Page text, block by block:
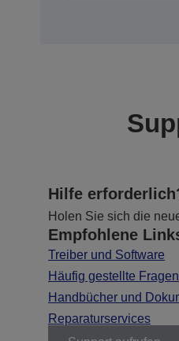
Hilfe
Holen Sie sich die
Empfohlene
Treiber und Software
Häufig gestellte Fragen
Handbücher und
Reparaturservices